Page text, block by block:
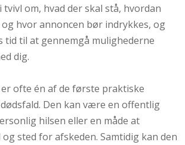
tvivl om, hvad der skal stå, hvordan
hvor annoncen bør indrykkes, og
tid til at gennemgå mulighederne
dig.
er ofte én af de første praktiske
Den kan være en offentlig
hilsen eller en måde at
sted for afskeden. Samtidig kan den